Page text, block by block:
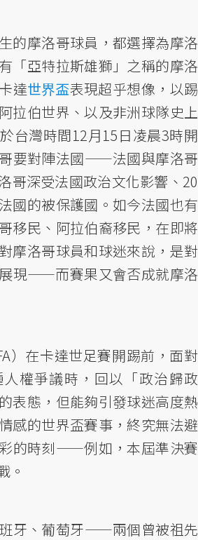
的摩洛哥球員，都選擇為摩洛
「亞特拉斯雄獅」之稱的摩洛
達世界盃表現超乎想像，以踢
拉伯世界、以及非洲球隊史上
台灣時間12月15日凌晨3時開
要對陣法國——法國與摩洛哥
哥深受法國政治文化影響、20
國的被保護國。如今法國也有
移民、阿拉伯裔移民，在即將
摩洛哥球員和球迷來說，是對
現——而賽果又會否成就摩洛
）在卡達世足賽開踢前，面對
權爭議時，回以「政治歸政
表態，但能夠引發球迷高度熱
感的世界盃賽事，終究無法避
的時刻——例如，本屆準決賽
。
牙、葡萄牙——兩個曾被祖先